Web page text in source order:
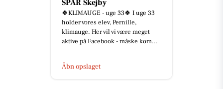
SPAR Skejby
🍀KLIMAUGE - uge 33🍀 I uge 33
holder vores elev, Pernille,
klimauge. Her vil vi være meget
aktive på Facebook - måske kom...
Åbn opslaget